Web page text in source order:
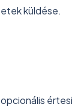
küldése.